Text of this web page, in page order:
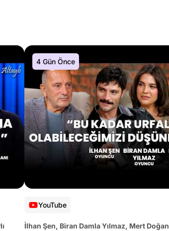
4 Gün Önce
YouTube
İlhan Şen, Biran Damla Yılmaz, Mert Doğan